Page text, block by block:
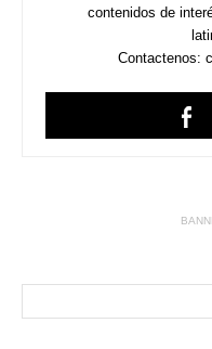
contenidos de
Contactenos: